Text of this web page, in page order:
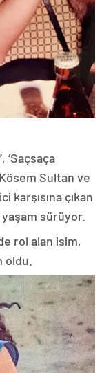
‘Saçsaça
Kösem Sultan ve
karşısına çıkan
sürüyor.
rol alan isim,
oldu.